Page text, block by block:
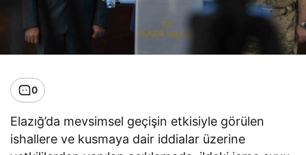
0
Elazığ’da mevsimsel geçişin etkisiyle görülen
ishallere ve kusmaya dair iddialar üzerine